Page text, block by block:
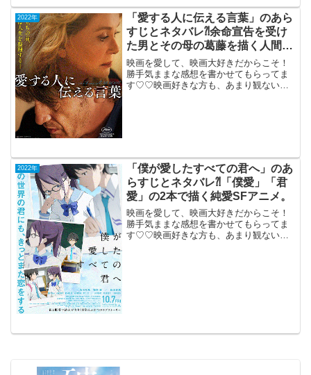
（175分）朝鮮戦争の激戦地を描く壮大...
2022年
「愛する人に伝える言葉」のあら
すじとネタバレ⁈余命宣告を受け
た男とその母の葛藤を描く人間ド
ラマ。
映画を愛して、映画大好きだからこそ！
勝手気ままな感想を書かせてもらってま
す♡♡映画好きな方も、あまり観ない方
2022年
「僕が愛したすべての君へ」のあ
らすじとネタバレ⁈「僕愛」「君
愛」の2本で描く純愛SFアニメ。
映画を愛して、映画大好きだからこそ！
勝手気ままな感想を書かせてもらってま
す♡♡映画好きな方も、あまり観ない方